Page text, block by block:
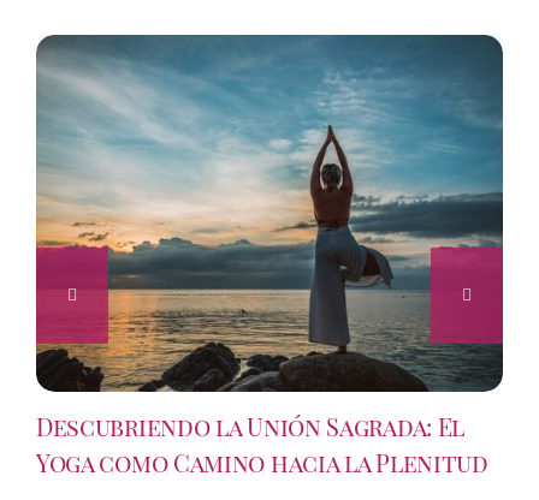
Descubriendo la Unión Sagrada: El
Yoga como Camino hacia la Plenitud